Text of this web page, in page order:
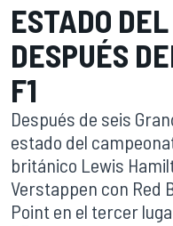
ESTADO
DESPUÉS
F1
Después de seis
estado del
británico Lewis
Verstappen con Red
Point en el tercer